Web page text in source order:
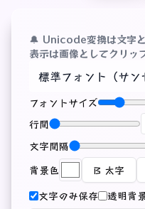
🔔 Unicode変換は文字
表示は画像としてクリッ
フォントサイズ
行間
文字間隔
背景色
B 太字
文字のみ保存
透明背